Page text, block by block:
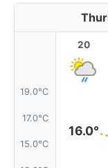
19.0°C
17.0°C
15.0°C
20
16.0°